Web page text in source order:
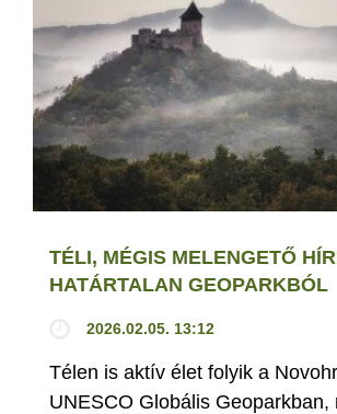
TÉLI, MÉGIS MELENGETŐ
HATÁRTALAN GEOPARKBÓL
2026.02.05. 13:12
Télen is aktív élet folyik a
UNESCO Globális Geoparkban,